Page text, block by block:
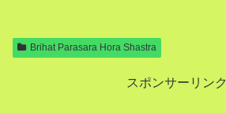
Brihat Parasara Hora Shastra
スポンサーリンク